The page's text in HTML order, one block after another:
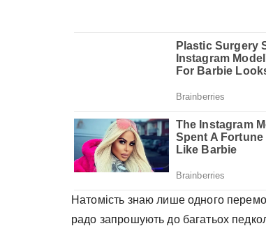
Натомість знаю лише одного
радо запрошують до багатьох